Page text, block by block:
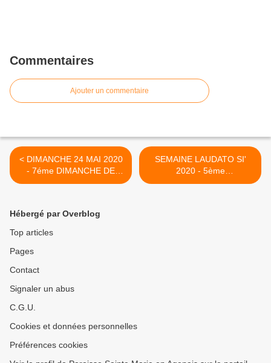
Commentaires
Ajouter un commentaire
< DIMANCHE 24 MAI 2020
- 7éme DIMANCHE DE
PÂQUES - PRIÈRE DU
L'ÉVANGILE
SEMAINE LAUDATO SI'
2020 - 5ème
ANNIVERSAIRE >
Hébergé par Overblog
Top articles
Pages
Contact
Signaler un abus
C.G.U.
Cookies et données personnelles
Préférences cookies